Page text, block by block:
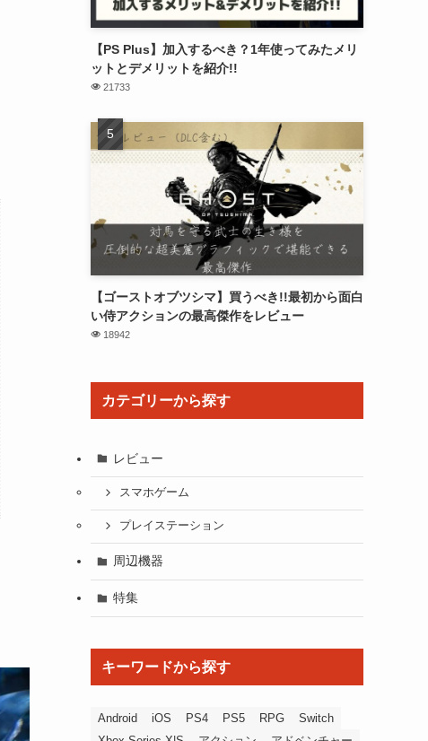
【PS Plus】加入するべき？1年使ってみたメリ
ットとデメリットを紹介!!
21733
【ゴーストオブツシマ】買うべき!!最初から面白
い侍アクションの最高傑作をレビュー
18942
カテゴリーから探す
レビュー
スマホゲーム
プレイステーション
周辺機器
特集
キーワードから探す
Android iOS PS4 PS5 RPG
Switch